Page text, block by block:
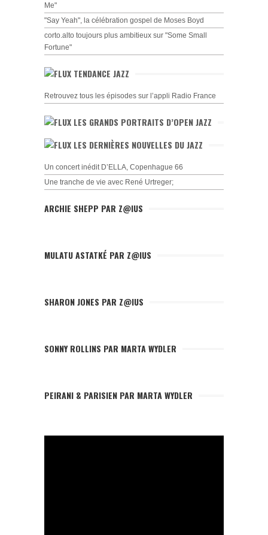
Me"
"Say Yeah", la célébration gospel de Moses Boyd
corto.alto toujours plus ambitieux sur "Some Small
Fortune"
TENDANCE JAZZ
Retrouvez tous les épisodes sur l’appli Radio France
LES GRANDS PORTRAITS D’OPEN JAZZ
LES DERNIÈRES NOUVELLES DU JAZZ
Un concert inédit D’ELLA, Copenhague 66
Une tranche de vie avec René Urtreger;
ARCHIE SHEPP PAR Z@IUS
MULATU ASTATKÉ PAR Z@IUS
SHARON JONES PAR Z@IUS
SONNY ROLLINS PAR MARTA WYDLER
PEIRANI & PARISIEN PAR MARTA WYDLER